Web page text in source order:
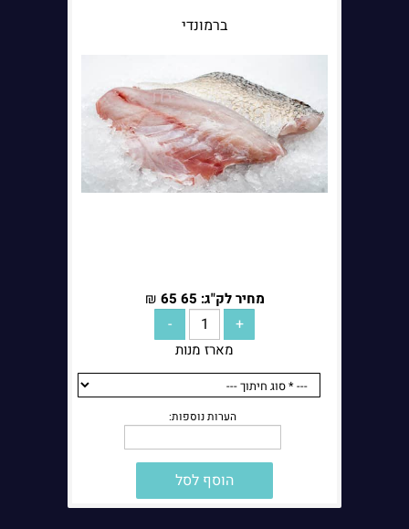
מספר הסועדים והמוצרים הנלווים יכולה לשפר משמעותית את חוויית
Go Fish מאפשרת להזמין דגים ומוצרים משלימים בצורה שמותאמת
לשגרת הבית, בלי להפוך את הקנייה למורכבת. עבור מי שמחפש משלוח
דגים עד הבית באזור בית שמש והסביבה, מדובר בפתרון שמחבר בין נוחות,
בחירה מקצועית ושירות אישי.
ברמונדי
מחיר לק"ג: 65 65
₪
מארז מנות
הוסף לסל